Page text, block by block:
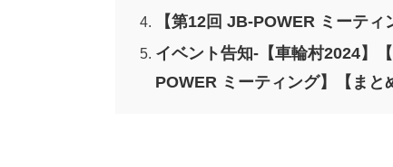
【第12回 JB-POWER ミーティ
イベント告知-【車輪村2024】
POWER ミーティング】【まと